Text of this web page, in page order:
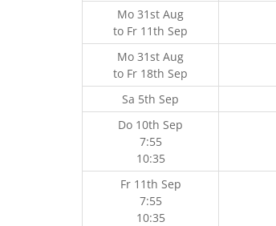
Mo 31st Aug
to Fr 11th Sep
Mo 31st Aug
to Fr 18th Sep
Sa 5th Sep
Do 10th Sep
7:55
10:35
Fr 11th Sep
7:55
10:35